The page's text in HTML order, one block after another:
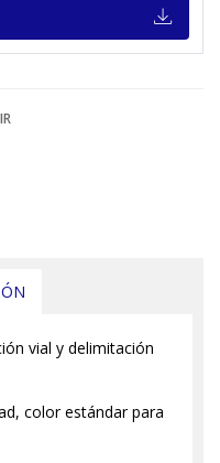
vial y delimitación
color estándar para